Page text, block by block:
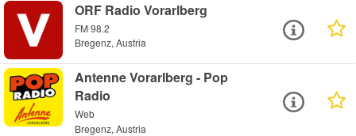
ORF Radio Vorarlberg
FM 98.2
Bregenz, Austria
Antenne Vorarlberg - Pop
Radio
Web
Bregenz, Austria